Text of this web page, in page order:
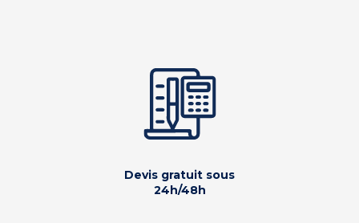
Devis gratuit sous
24h/48h